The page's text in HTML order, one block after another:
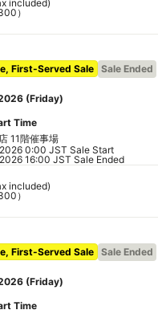
included)
）
First-Served Sale Sale Ended
(Friday)
Time
11階催事場
0:00 JST Sale Start
16:00 JST Sale Ended
included)
）
First-Served Sale Sale Ended
(Friday)
Time